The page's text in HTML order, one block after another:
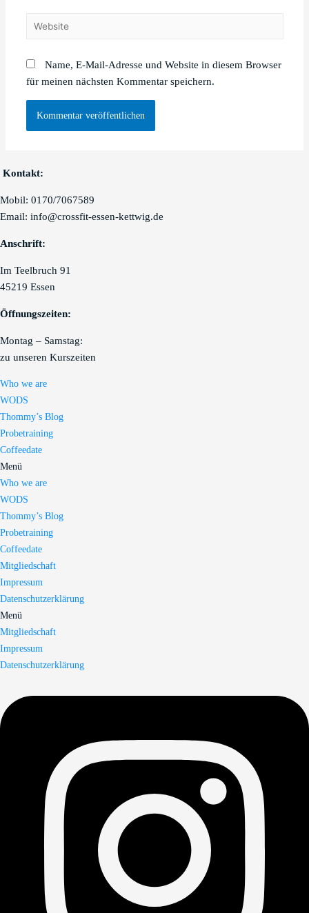
Website
Name, E-Mail-Adresse und Website in diesem Browser
für meinen nächsten Kommentar speichern.
Kontakt:
Mobil: 0170/7067589
Email: info@crossfit-essen-kettwig.de
Anschrift:
Im Teelbruch 91
45219 Essen
Öffnungszeiten:
Montag – Samstag:
zu unseren Kurszeiten
Who we are
WODS
Thommy’s Blog
Probetraining
Coffeedate
Menü
Who we are
WODS
Thommy’s Blog
Probetraining
Coffeedate
Mitgliedschaft
Impressum
Datenschutzerklärung
Menü
Mitgliedschaft
Impressum
Datenschutzerklärung